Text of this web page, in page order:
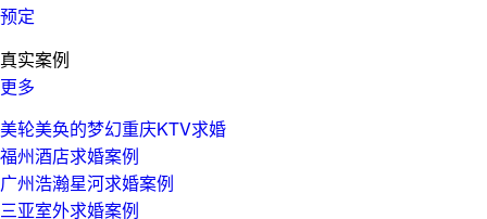
预定
真实案例
更多
美轮美奂的梦幻重庆KTV求婚
福州酒店求婚案例
广州浩瀚星河求婚案例
三亚室外求婚案例